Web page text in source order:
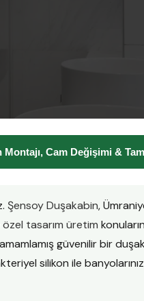
Cam Değişimi &
Şensoy Duşakabin,
özel tasarım üretim
güvenilir bir
silikon ile